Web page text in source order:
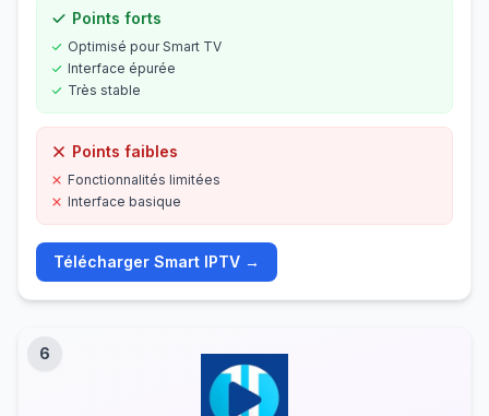
Points forts
Optimisé pour Smart TV
Interface épurée
Très stable
Points faibles
Fonctionnalités limitées
Interface basique
Télécharger Smart IPTV →
6